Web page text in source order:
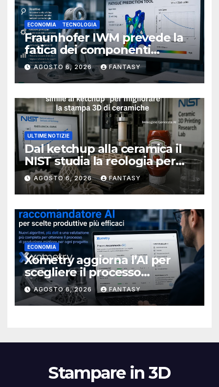
ECONOMIA TECNOLOGIA
Fraunhofer IWM prevede la
fatica dei componenti
metallici stampati in 3D
AGOSTO 6, 2026 FANTASY
ULTIME NOTIZIE
Dal ketchup alla ceramica il
NIST studia la reologia per
rendere più affidabile la
stampa 3D
AGOSTO 6, 2026 FANTASY
ECONOMIA
Xometry aggiorna l’AI per
scegliere il processo
produttivo più adatto
AGOSTO 6, 2026 FANTASY
Stampare in 3D